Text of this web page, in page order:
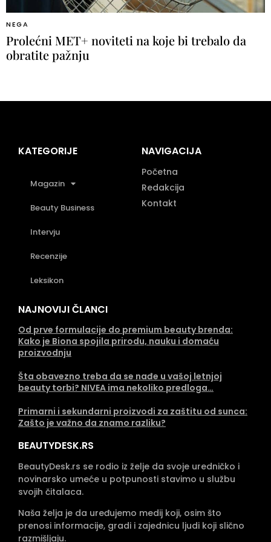
NEGA
Prolećni MET+ noviteti na koje bi trebalo da
obratite pažnju
KATEGORIJE
Magazin
Beauty Business
Intervju
Recenzije
Leksikon
NAVIGACIJA
Početna
Redakcija
Kontakt
NAJNOVIJI ČLANCI
Od prve formulacije do premium beauty brenda:
Kako je Biona spojila prirodu, nauku i domaću
proizvodnju
Šta obavezno treba da se nađe u vašoj letnjoj
beauty torbi? NIVEA ima nekoliko predloga…
Primarni i sekundarni proizvodi za zaštitu od sunca:
Zašto je važno da znamo razliku?
BEAUTYDESK.RS
BeautyDesk.rs se rodio iz želje da svoje uredničko i
novinarsko umeće u potpunosti stavimo u službu
svojih čitalaca.
Naša želja je da uređujemo medij koji, osim što
prenosi informacije, gradi i zajednicu ljudi koji slično
razmišljaju.